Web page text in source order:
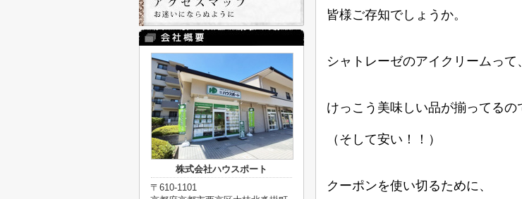
皆様ご存知でしょうか。
シャトレーゼのアイクリームって、
けっこう美味しい品が揃ってるの
（そして安い！！）
クーポンを使い切るために、
株式会社ハウスポート
〒610-1101